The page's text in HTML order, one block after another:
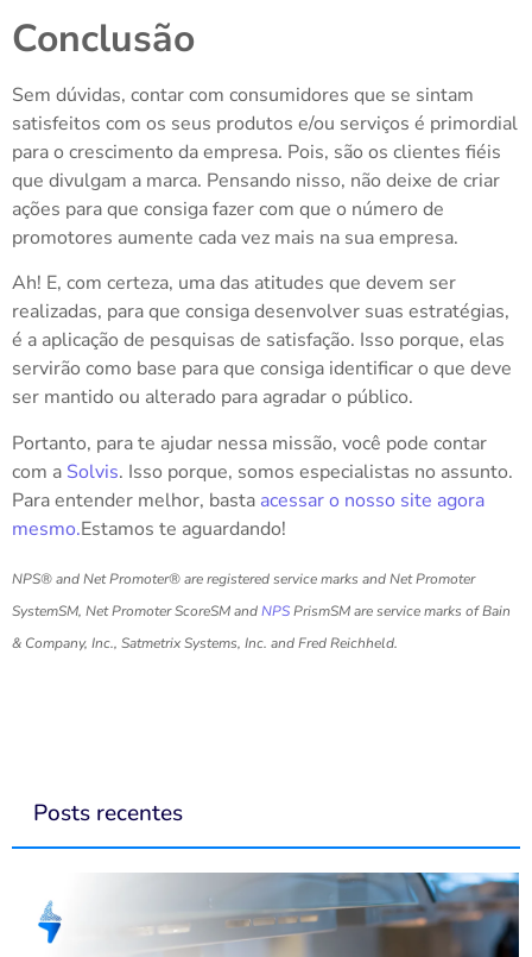
Conclusão
Sem dúvidas, contar com consumidores que se sintam
satisfeitos com os seus produtos e/ou serviços é primordial
para o crescimento da empresa. Pois, são os clientes fiéis
que divulgam a marca. Pensando nisso, não deixe de criar
ações para que consiga fazer com que o número de
promotores aumente cada vez mais na sua empresa.
Ah! E, com certeza, uma das atitudes que devem ser
realizadas, para que consiga desenvolver suas estratégias,
é a aplicação de pesquisas de satisfação. Isso porque, elas
servirão como base para que consiga identificar o que deve
ser mantido ou alterado para agradar o público.
Portanto, para te ajudar nessa missão, você pode contar
com a Solvis. Isso porque, somos especialistas no assunto.
Para entender melhor, basta acessar o nosso site agora
mesmo.Estamos te aguardando!
NPS® and Net Promoter® are registered service marks and Net Promoter
SystemSM, Net Promoter ScoreSM andNPSPrismSM are service marks of Bain
& Company, Inc., Satmetrix Systems, Inc. and Fred Reichheld.
Posts recentes